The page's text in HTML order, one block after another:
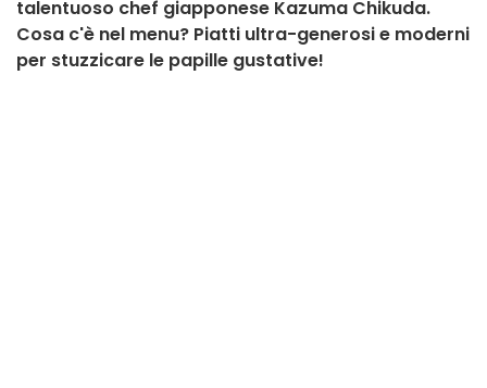
talentuoso chef giapponese Kazuma Chikuda.
Cosa c'è nel menu? Piatti ultra-generosi e moderni
per stuzzicare le papille gustative!